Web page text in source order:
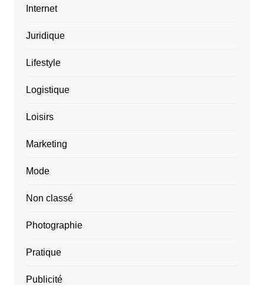
Internet
Juridique
Lifestyle
Logistique
Loisirs
Marketing
Mode
Non classé
Photographie
Pratique
Publicité